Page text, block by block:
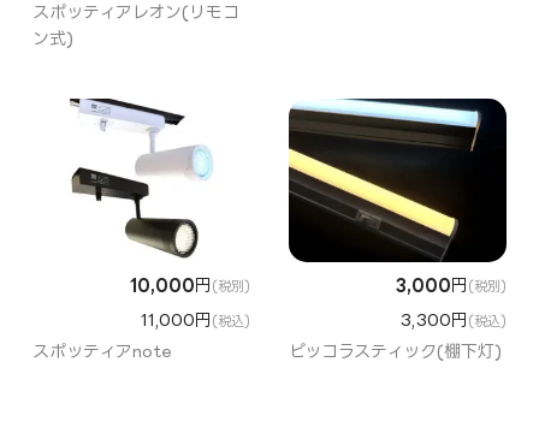
スポッティアレオン(リモコ
ン式)
10,000円 (税別)
11,000円 (税込)
スポッティアnote
3,000円 (税別)
3,300円 (税込)
ピッコラスティック(棚下灯)